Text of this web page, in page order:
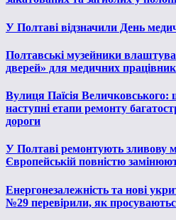
У Полтаві відзначили День
Полтавські музейники
дверей» для медичних
Вулиця Паїсія Величковського:
наступні етапи ремонту
дороги
У Полтаві ремонтують зливову
Європейській повністю
Енергонезалежність та нові
№29 перевірили, як